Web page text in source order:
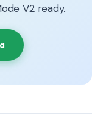
V2 ready.